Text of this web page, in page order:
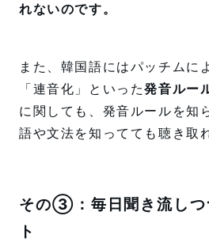
れないのです。
また、韓国語にはパッチムに
「連音化」といった発音ルー
に関しても、発音ルールを知
語や文法を知ってても聴き取
その③：毎日聞き流しつ
ト